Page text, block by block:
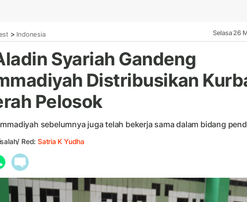
> Indonesia Selasa 26
Syariah Gandeng
Distribusikan
Pelosok
sebelumnya juga telah bekerja sama dalam bidang
Red: Satria K Yudha